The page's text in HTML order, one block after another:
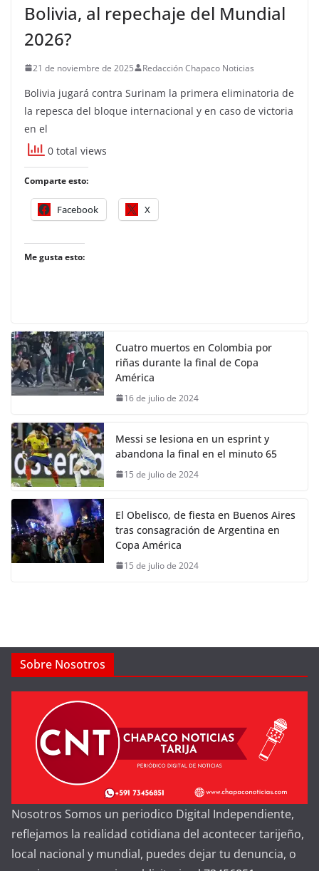
Bolivia, al repechaje del Mundial
2026?
21 de noviembre de 2025 Redacción Chapaco Noticias
Bolivia jugará contra Surinam la primera eliminatoria de
la repesca del bloque internacional y en caso de victoria
en el
0 total views
Comparte esto:
Facebook X
Me gusta esto:
Cuatro muertos en Colombia por
riñas durante la final de Copa
América
16 de julio de 2024
Messi se lesiona en un esprint y
abandona la final en el minuto 65
15 de julio de 2024
El Obelisco, de fiesta en Buenos Aires
tras consagración de Argentina en
Copa América
15 de julio de 2024
Sobre Nosotros
Nosotros Somos un periodico Digital Independiente,
reflejamos la realidad cotidiana del acontecer tarijeño,
local nacional y mundial, puedes dejar tu denuncia, o